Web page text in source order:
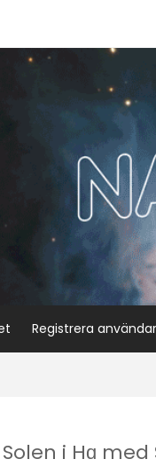
Registrera
Solen i Hɑ med